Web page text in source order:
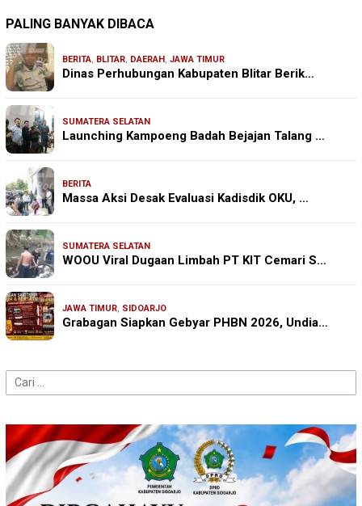
PALING BANYAK DIBACA
BERITA, BLITAR, DAERAH, JAWA TIMUR
Dinas Perhubungan Kabupaten Blitar Berik…
SUMATERA SELATAN
Launching Kampoeng Badah Bejajan Talang …
BERITA
Massa Aksi Desak Evaluasi Kadisdik OKU, …
SUMATERA SELATAN
WOOU Viral Dugaan Limbah PT KIT Cemari S…
JAWA TIMUR, SIDOARJO
Grabagan Siapkan Gebyar PHBN 2026, Undia…
Cari
untuk: